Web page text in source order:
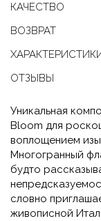
КАЧЕСТВО
ВОЗВРАТ
ОТЗЫВЫ
Уникальная
Bloom для
воплощением
Многогранный
будто
словно
живописной